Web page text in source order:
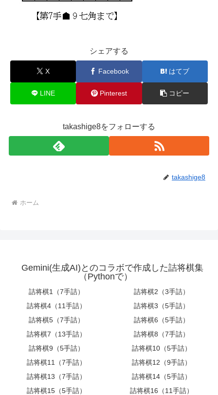
シェアする
X Facebook はてブ
LINE Pinterest コピー
takashige8をフォローする
takashige8
ホーム
Gemini(生成AI)とのコラボで作成した詰将棋集
（Pythonで）
詰将棋1（7手詰）
詰将棋2（3手詰）
詰将棋4（11手詰）
詰将棋3（5手詰）
詰将棋5（7手詰）
詰将棋6（5手詰）
詰将棋7（13手詰）
詰将棋8（7手詰）
詰将棋9（5手詰）
詰将棋10（5手詰）
詰将棋11（7手詰）
詰将棋12（9手詰）
詰将棋13（7手詰）
詰将棋14（5手詰）
詰将棋15（5手詰）
詰将棋16（11手詰）